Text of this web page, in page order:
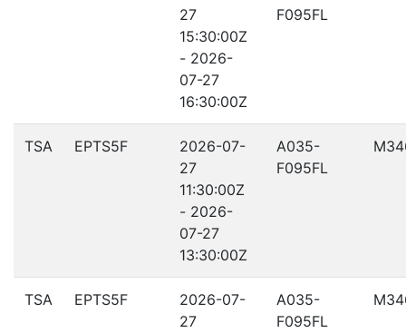
27
15:30:00Z
- 2026-
07-27
16:30:00Z
F095FL
TSA EPTS5F
2026-07-
27
11:30:00Z
- 2026-
07-27
13:30:00Z
A035-
F095FL
TSA EPTS5F
2026-07-
27
A035-
F095FL